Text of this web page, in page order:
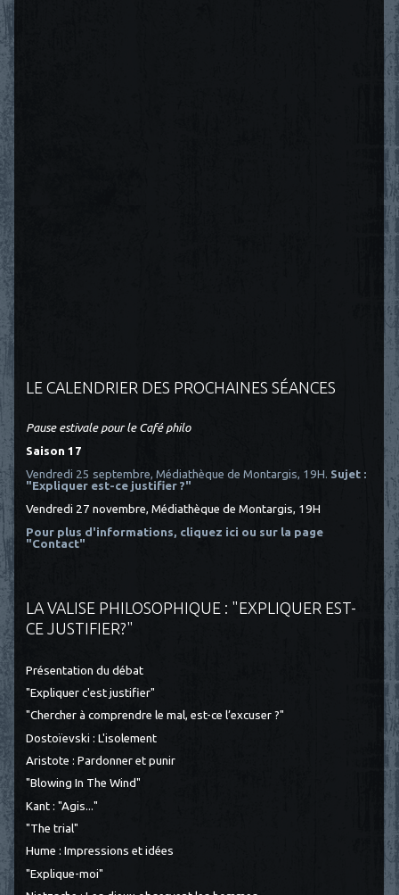
LE CALENDRIER DES PROCHAINES SÉANCES
Pause estivale pour le Café philo
Saison 17
Vendredi 25 septembre, Médiathèque de Montargis, 19H. Sujet :
"Expliquer est-ce justifier ?"
Vendredi 27 novembre, Médiathèque de Montargis, 19H
Pour plus d'informations, cliquez ici ou sur la page
"Contact"
LA VALISE PHILOSOPHIQUE : "EXPLIQUER EST-
CE JUSTIFIER?"
Présentation du débat
"Expliquer c'est justifier"
"Chercher à comprendre le mal, est-ce l’excuser ?"
Dostoïevski : L'isolement
Aristote : Pardonner et punir
"Blowing In The Wind"
Kant : "Agis..."
"The trial"
Hume : Impressions et idées
"Explique-moi"